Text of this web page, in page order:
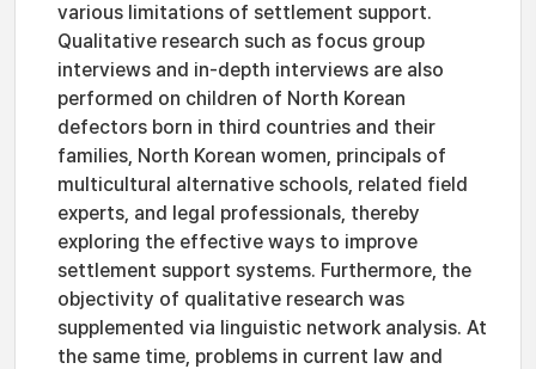
various limitations of settlement support.
Qualitative research such as focus group
interviews and in-depth interviews are also
performed on children of North Korean
defectors born in third countries and their
families, North Korean women, principals of
multicultural alternative schools, related field
experts, and legal professionals, thereby
exploring the effective ways to improve
settlement support systems. Furthermore, the
objectivity of qualitative research was
supplemented via linguistic network analysis. At
the same time, problems in current law and